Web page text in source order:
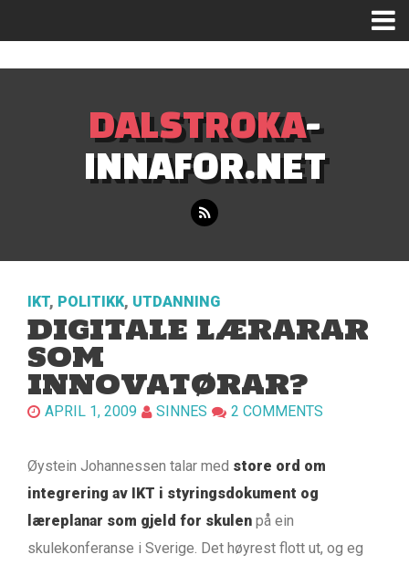
DALSTROKA-
INNAFOR.NET
IKT, POLITIKK, UTDANNING
DIGITALE LÆRARAR
SOM
INNOVATØRAR?
APRIL 1, 2009 SINNES 2 COMMENTS
Øystein Johannessen talar med store ord om
integrering av IKT i styringsdokument og
læreplanar som gjeld for skulen på ein
skulekonferanse i Sverige. Det høyrest flott ut, og eg